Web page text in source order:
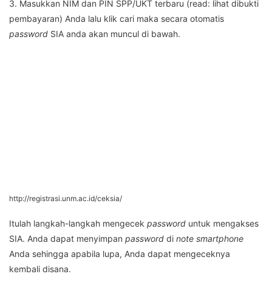
3. Masukkan NIM dan PIN SPP/UKT terbaru (read: lihat dibukti
pembayaran) Anda lalu klik cari maka secara otomatis
password SIA anda akan muncul di bawah.
http://registrasi.unm.ac.id/ceksia/
Itulah langkah-langkah mengecek password untuk mengakses
SIA. Anda dapat menyimpan password di note smartphone
Anda sehingga apabila lupa, Anda dapat mengeceknya
kembali disana.